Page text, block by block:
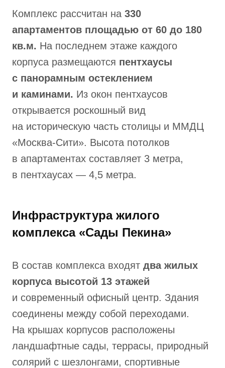
Комплекс рассчитан на 330
апартаментов площадью от 60 до 180
кв.м. На последнем этаже каждого
корпуса размещаются пентхаусы
с панорамным остеклением
и каминами. Из окон пентхаусов
открывается роскошный вид
на историческую часть столицы и ММДЦ
«Москва-Сити». Высота потолков
в апартаментах составляет 3 метра,
в пентхаусах — 4,5 метра.
Инфраструктура жилого
комплекса «Сады Пекина»
В состав комплекса входят два жилых
корпуса высотой 13 этажей
и современный офисный центр. Здания
соединены между собой переходами.
На крышах корпусов расположены
ландшафтные сады, террасы, природный
солярий с шезлонгами, спортивные